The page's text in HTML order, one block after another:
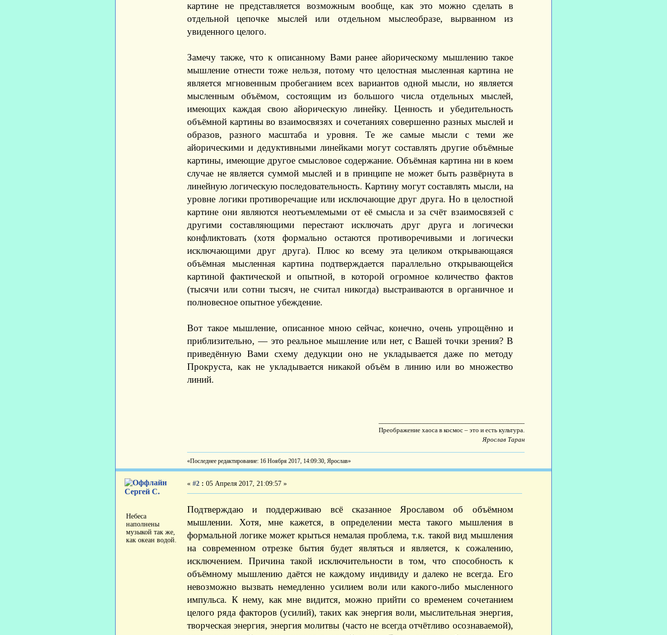
картине не представляется возможным вообще, как это можно сделать в
отдельной цепочке мыслей или отдельном мыслеобразе, вырванном из
увиденного целого.
Замечу также, что к описанному Вами ранее айорическому мышлению такое
мышление отнести тоже нельзя, потому что целостная мысленная картина не
является мгновенным пробеганием всех вариантов одной мысли, но является
мысленным объёмом, состоящим из большого числа отдельных мыслей,
имеющих каждая свою айорическую линейку. Ценность и убедительность
объёмной картины во взаимосвязях и сочетаниях совершенно разных мыслей и
образов, разного масштаба и уровня. Те же самые мысли с теми же
айорическими и дедуктивными линейками могут составлять другие объёмные
картины, имеющие другое смысловое содержание. Объёмная картина ни в коем
случае не является суммой мыслей и в принципе не может быть развёрнута в
линейную логическую последовательность. Картину могут составлять мысли, на
уровне логики противоречащие или исключающие друг друга. Но в целостной
картине они являются неотъемлемыми от её смысла и за счёт взаимосвязей с
другими составляющими перестают исключать друг друга и логически
конфликтовать (хотя формально остаются противоречивыми и логически
исключающими друг друга). Плюс ко всему эта целиком открывающаяся
объёмная мысленная картина подтверждается параллельно открывающейся
картиной фактической и опытной, в которой огромное количество фактов
(тысячи или сотни тысяч, не считал никогда) выстраиваются в органичное и
полновесное опытное убеждение.
Вот такое мышление, описанное мною сейчас, конечно, очень упрощённо и
приблизительно, — это реальное мышление или нет, с Вашей точки зрения? В
приведённую Вами схему дедукции оно не укладывается даже по методу
Прокруста, как не укладывается никакой объём в линию или во множество
линий.
Преображение хаоса в космос – это и есть культура.
Ярослав Таран
«Последнее редактирование: 16 Ноября 2017, 14:09:30, Ярослав»
Сергей С.
Небеса
наполнены
музыкой так же,
как океан водой.
« #2 : 05 Апреля 2017, 21:09:57 »
Подтверждаю и поддерживаю всё сказанное Ярославом об объёмном
мышлении. Хотя, мне кажется, в определении места такого мышления в
формальной логике может крыться немалая проблема, т.к. такой вид мышления
на современном отрезке бытия будет являться и является, к сожалению,
исключением. Причина такой исключительности в том, что способность к
объёмному мышлению даётся не каждому индивиду и далеко не всегда. Его
невозможно вызвать немедленно усилием воли или какого-либо мысленного
импульса. К нему, как мне видится, можно прийти со временем сочетанием
целого ряда факторов (усилий), таких как энергия воли, мыслительная энергия,
творческая энергия, энергия молитвы (часто не всегда отчётливо осознаваемой),